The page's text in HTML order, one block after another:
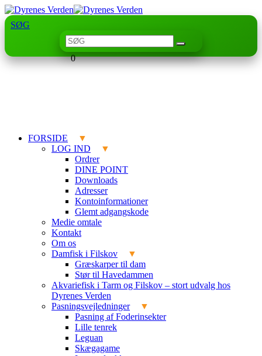
SØG
0
FORSIDE
LOG IND
Ordrer
DINE POINT
Downloads
Adresser
Kontoinformationer
Glemt adgangskode
Medie omtale
Kontakt
Om os
Damfisk i Filskov
Græskarper til dam
Stør til Havedammen
Akvariefisk i Tarm og Filskov – stort udvalg hos
Dyrenes Verden
Pasningsvejledninger
Pasning af Foderinsekter
Lille tenrek
Leguan
Skægagame